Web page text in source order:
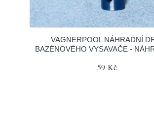
VAGNERPOOL NÁHRADNÍ
BAZÉNOVÉHO VYSAVAČE -
59 Kč